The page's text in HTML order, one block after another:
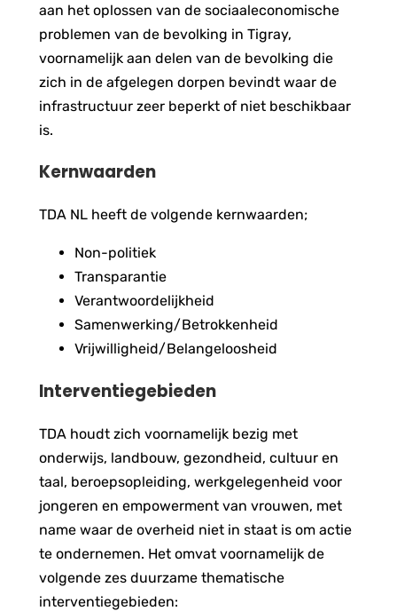
aan het oplossen van de sociaaleconomische
problemen van de bevolking in Tigray,
voornamelijk aan delen van de bevolking die
zich in de afgelegen dorpen bevindt waar de
infrastructuur zeer beperkt of niet beschikbaar
is.
Kernwaarden
TDA NL heeft de volgende kernwaarden;
Non-politiek
Transparantie
Verantwoordelijkheid
Samenwerking/Betrokkenheid
Vrijwilligheid/Belangeloosheid
Interventiegebieden
TDA houdt zich voornamelijk bezig met
onderwijs, landbouw, gezondheid, cultuur en
taal, beroepsopleiding, werkgelegenheid voor
jongeren en empowerment van vrouwen, met
name waar de overheid niet in staat is om actie
te ondernemen. Het omvat voornamelijk de
volgende zes duurzame thematische
interventiegebieden: